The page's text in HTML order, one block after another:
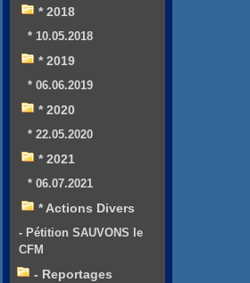
* 2018
* 10.05.2018
* 2019
* 06.06.2019
* 2020
* 22.05.2020
* 2021
* 06.07.2021
* Actions Divers
- Pétition SAUVONS le
CFM
- Reportages